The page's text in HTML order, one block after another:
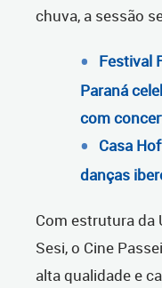
chuva, a sessão
Festival
Paraná
com
Casa
danças
Com estrutura da
Sesi, o Cine
alta qualidade e